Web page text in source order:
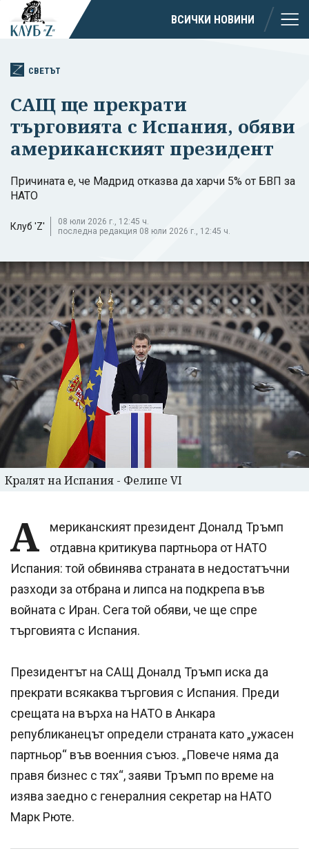
ВСИЧКИ НОВИНИ
СВЕТЪТ
САЩ ще прекрати
търговията с Испания, обяви
американският президент
Причината е, че Мадрид отказва да харчи 5% от БВП за
НАТО
Клуб 'Z'
08 юли 2026 г., 12:45 ч.
последна редакция 08 юли 2026 г., 12:45 ч.
Кралят на Испания - Фелипе VI
А
мериканският президент Доналд Тръмп
отдавна критикува партньора от НАТО
Испания: той обвинява страната в недостатъчни
разходи за отбрана и липса на подкрепа във
войната с Иран. Сега той обяви, че ще спре
търговията с Испания.
Президентът на САЩ Доналд Тръмп иска да
прекрати всякаква търговия с Испания. Преди
срещата на върха на НАТО в Анкара
републиканецът определи страната като „ужасен
партньор“ във военния съюз. „Повече няма да
правя бизнес с тях“, заяви Тръмп по време на
изява заедно с генералния секретар на НАТО
Марк Рюте.